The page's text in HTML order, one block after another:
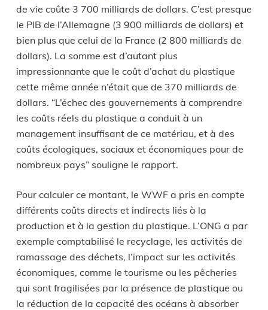
de vie coûte 3 700 milliards de dollars. C’est presque
le PIB de l’Allemagne (3 900 milliards de dollars) et
bien plus que celui de la France (2 800 milliards de
dollars). La somme est d’autant plus
impressionnante que le coût d’achat du plastique
cette même année n’était que de 370 milliards de
dollars. “L’échec des gouvernements à comprendre
les coûts réels du plastique a conduit à un
management insuffisant de ce matériau, et à des
coûts écologiques, sociaux et économiques pour de
nombreux pays” souligne le rapport.
Pour calculer ce montant, le WWF a pris en compte
différents coûts directs et indirects liés à la
production et à la gestion du plastique. L’ONG a par
exemple comptabilisé le recyclage, les activités de
ramassage des déchets, l’impact sur les activités
économiques, comme le tourisme ou les pêcheries
qui sont fragilisées par la présence de plastique ou
la réduction de la capacité des océans à absorber